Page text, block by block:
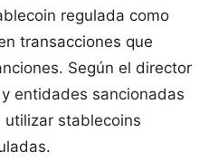
regulada como
transacciones que
Según el director
entidades sancionadas
utilizar stablecoins